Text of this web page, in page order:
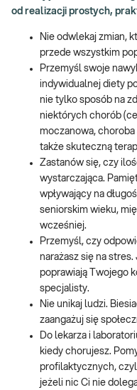
od realizacji prostych,
Nie odwlekaj zmian,
przede wszystkim
Przemyśl swoje
indywidualnej diety
nie tylko sposób na
niektórych chorób
moczanowa,
także skuteczną
Zastanów się, czy
wystarczająca.
wpływający na
seniorskim wieku,
wcześniej.
Przemyśl, czy
narażasz się na
poprawiają Twojego
specjalisty.
Nie unikaj ludzi.
zaangażuj się
Do lekarza i
kiedy chorujesz.
profilaktycznych,
jeżeli nic Ci nie